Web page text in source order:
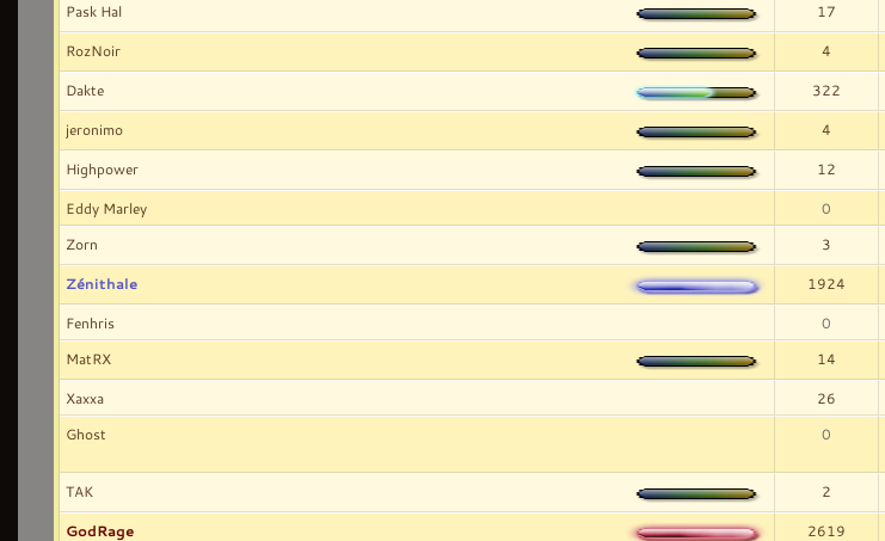
Pask Hal 17
RozNoir 4
Dakte 322
jeronimo 4
Highpower 12
Eddy Marley 0
Zorn
3
Zénithale 1924
Fenhris 0
MatRX
14
Xaxxa 26
Ghost
0
TAK 2
GodRage 2619